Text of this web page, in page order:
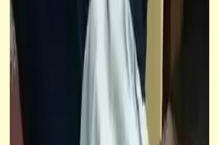
المسافة الواجب توافرها بين منطقة الجلوس
وشاشة التليفزيون أثناء المشاهدة لتجنّب التأثير
على حدة النظر